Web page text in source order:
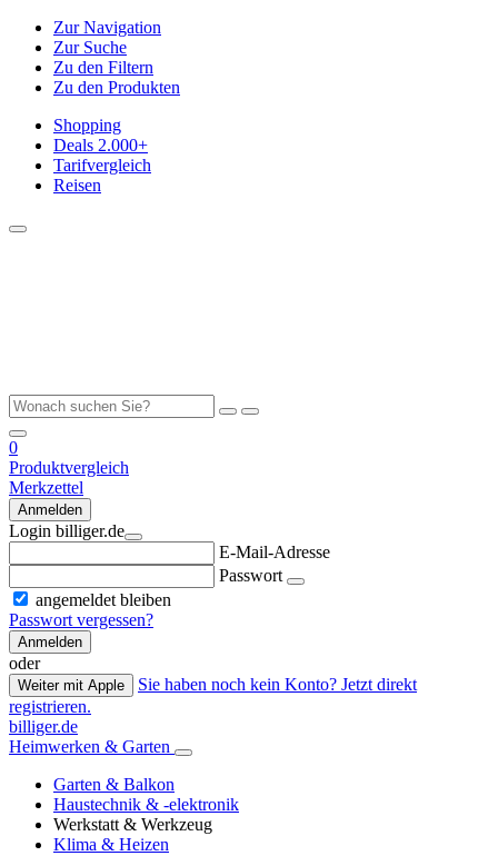
Zur Navigation
Zur Suche
Zu den Filtern
Zu den Produkten
Shopping
Deals 2.000+
Tarifvergleich
Reisen
0
Produktvergleich
Merkzettel
Anmelden
Login billiger.de
E-Mail-Adresse
Passwort
angemeldet bleiben
Passwort vergessen?
Anmelden
oder
Weiter mit Apple
Sie haben noch kein Konto? Jetzt direkt
registrieren.
billiger.de
Heimwerken & Garten
Garten & Balkon
Haustechnik & -elektronik
Werkstatt & Werkzeug
Klima & Heizen